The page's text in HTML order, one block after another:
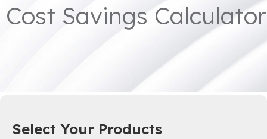
Cost Savings Calculator
Select Your Products